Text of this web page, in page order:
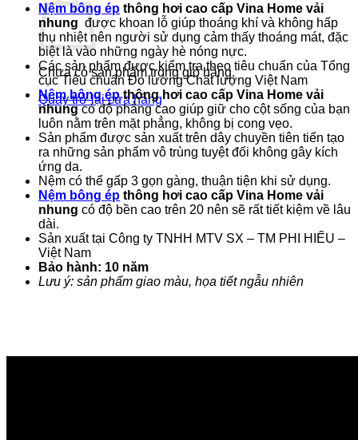
Chưa có sản phẩm trong giỏ hàng.
Quay trở lại cửa hàng
Nệm bông ép thông hơi cao cấp Vina Home vải
nhung được khoan lỗ giúp thoáng khí và không hấp
thụ nhiệt nên người sử dụng cảm thấy thoáng mát, đặc
biệt là vào những ngày hè nóng nực.
Các sản phẩm được kiểm tra theo tiêu chuẩn của Tổng
cục Tiêu chuẩn Đo lường Chất lượng Việt Nam
Nệm bông épthông hơi cao cấp Vina Home vải
nhungcó độ phẳng cao giúp giữ cho cột sống của bạn
luôn nằm trên mặt phẳng, không bị cong vẹo.
Sản phẩm được sản xuất trên dây chuyền tiên tiến tạo
ra những sản phẩm vô trùng tuyệt đối không gây kích
ứng da.
Nệm có thể gấp 3 gọn gàng, thuận tiện khi sử dụng.
Nệm bông ép thông hơi cao cấp Vina Home vải
nhung có độ bền cao trên 20 nên sẽ rất tiết kiệm về lâu
dài.
Sản xuất tại Công ty TNHH MTV SX – TM PHI HIẾU –
Việt Nam
Bảo hành: 10 năm
Lưu ý: sản phẩm giao màu, họa tiết ngẫu nhiên